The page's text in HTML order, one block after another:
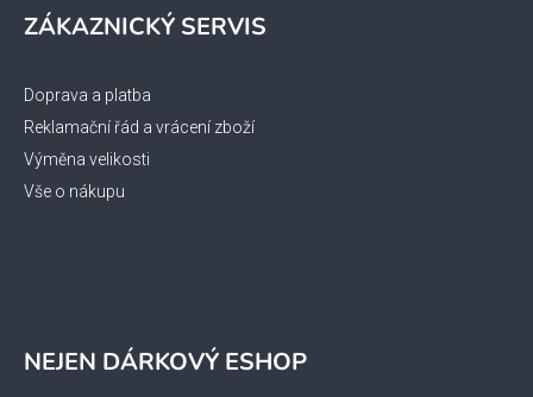
ZÁKAZNICKÝ SERVIS
Doprava a platba
Reklamační řád a vrácení zboží
Výměna velikosti
Vše o nákupu
NEJEN DÁRKOVÝ ESHOP